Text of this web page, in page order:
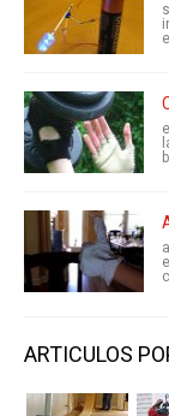
ARTICULOS